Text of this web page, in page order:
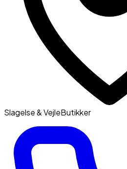
Slagelse & VejleButikker